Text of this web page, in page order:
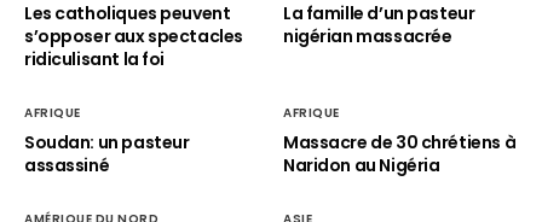
Les catholiques peuvent
s’opposer aux spectacles
ridiculisant la foi
La famille d’un pasteur
nigérian massacrée
AFRIQUE
Soudan: un pasteur
assassiné
AFRIQUE
Massacre de 30 chrétiens à
Naridon au Nigéria